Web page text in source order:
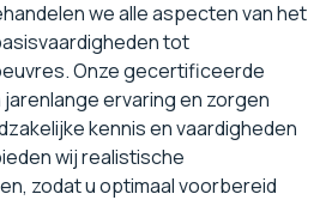
we alle aspecten van het
tot
Onze gecertificeerde
ervaring en zorgen
kennis en vaardigheden
wij realistische
zodat u optimaal voorbereid